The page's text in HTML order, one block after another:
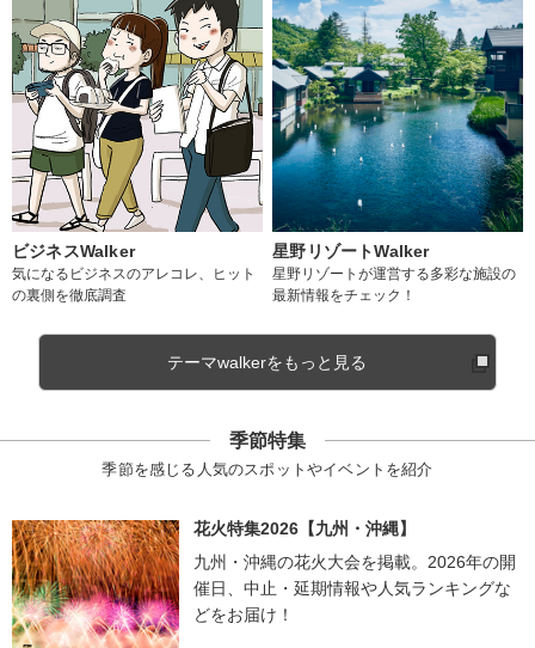
ビジネスWalker
気になるビジネスのアレコレ、ヒット
の裏側を徹底調査
星野リゾートWalker
星野リゾートが運営する多彩な施設の
最新情報をチェック！
テーマwalkerをもっと見る
季節特集
季節を感じる人気のスポットやイベントを紹介
花火特集2026【九州・沖縄】
九州・沖縄の花火大会を掲載。2026年の開
催日、中止・延期情報や人気ランキングな
どをお届け！